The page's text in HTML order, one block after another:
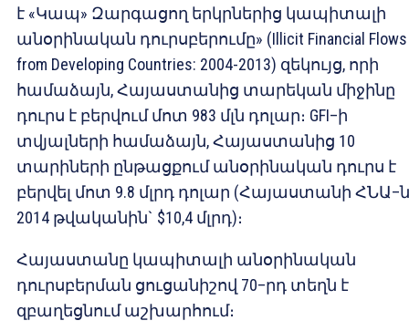
է «Կապ» Զարգացող երկրներից կապիտալի
անօրինական դուրսբերումը» (Illicit Financial Flows
from Developing Countries: 2004-2013) զեկույց, որի
համաձայն, Հայաստանից տարեկան միջինը
դուրս է բերվում մոտ 983 մլն դոլար։ GFI–ի
տվյալների համաձայն, Հայաստանից 10
տարիների ընթացքում անօրինական դուրս է
բերվել մոտ 9.8 մլրդ դոլար (Հայաստանի ՀՆԱ–ն
2014 թվականին` $10,4 մլրդ)։
Հայաստանը կապիտալի անօրինական
դուրսբերման ցուցանիշով 70–րդ տեղն է
զբաղեցնում աշխարհում։